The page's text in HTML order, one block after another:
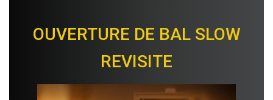
OUVERTURE DE BAL SLOW
REVISITE